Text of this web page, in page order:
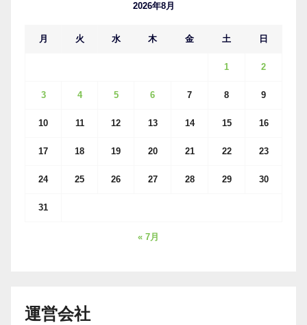
2026年8月
月 火 水 木 金 土 日
1 2
3 4 5 6 7 8 9
10 11 12 13 14 15 16
17 18 19 20 21 22 23
24 25 26 27 28 29 30
31
« 7月
運営会社